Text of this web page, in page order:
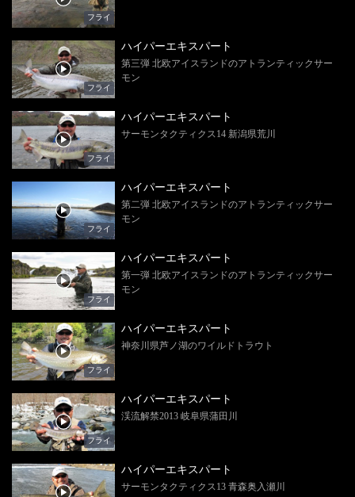
フライ
フライ
ハイパーエキスパート
第三弾 北欧アイスランドのアトランティックサー
モン
フライ
ハイパーエキスパート
サーモンタクティクス14 新潟県荒川
フライ
ハイパーエキスパート
第二弾 北欧アイスランドのアトランティックサー
モン
フライ
ハイパーエキスパート
第一弾 北欧アイスランドのアトランティックサー
モン
フライ
ハイパーエキスパート
神奈川県芦ノ湖のワイルドトラウト
フライ
ハイパーエキスパート
渓流解禁2013 岐阜県蒲田川
ハイパーエキスパート
サーモンタクティクス13 青森奥入瀬川